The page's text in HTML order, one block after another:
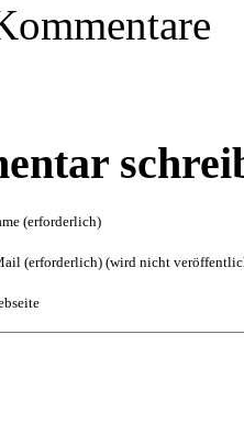
(erforderlich)
(erforderlich) (wird nicht